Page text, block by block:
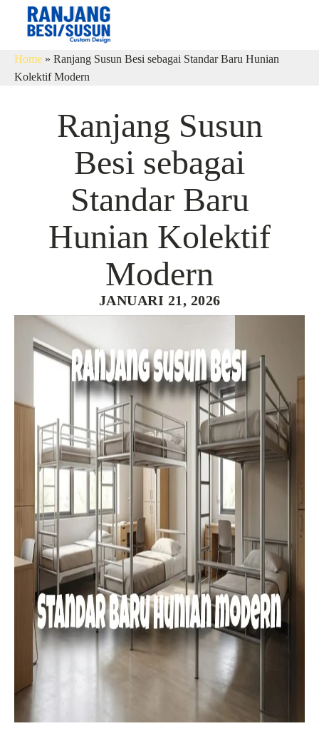
Home » Ranjang Susun Besi sebagai Standar Baru Hunian
Kolektif Modern
Ranjang Susun
Besi sebagai
Standar Baru
Hunian Kolektif
Modern
JANUARI 21, 2026